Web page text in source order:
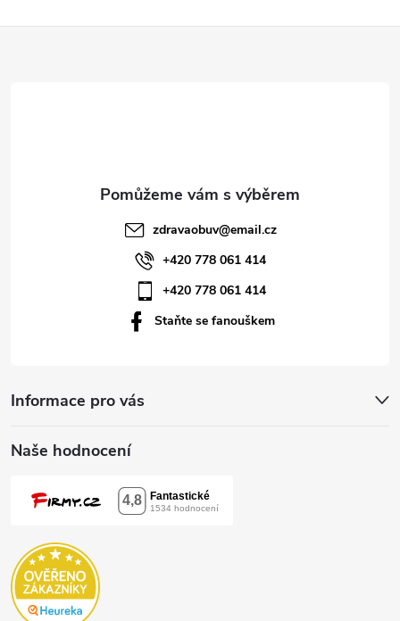
Informace pro vás
Naše hodnocení
zdravaobuv@email.cz
+420 778 061 414
+420 778 061 414
Staňte se fanouškem